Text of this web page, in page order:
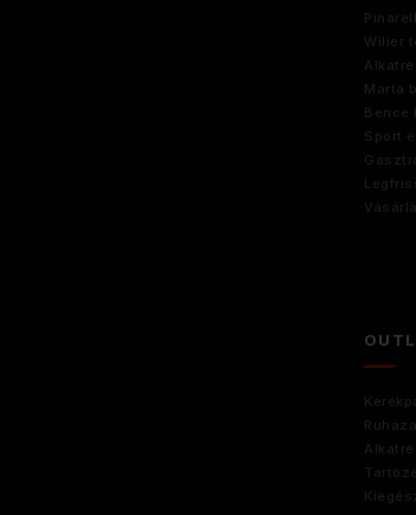
Wilier
Márta
Bence
Sport